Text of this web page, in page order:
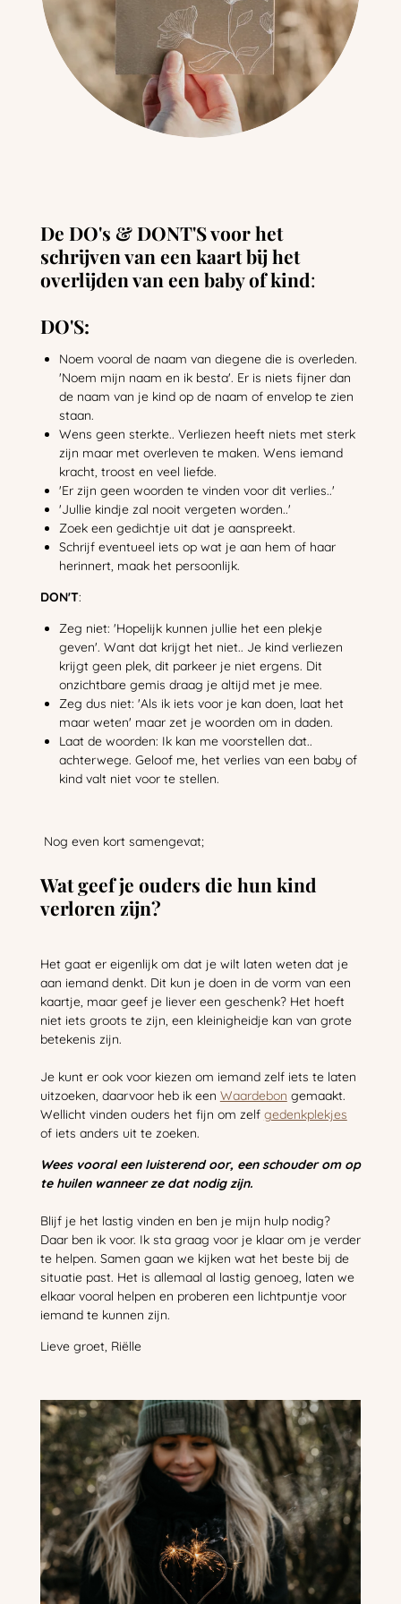
De DO's & DONT'S voor het
schrijven van een kaart bij het
overlijden van een baby of kind:
DO'S:
Noem vooral de naam van diegene die is overleden.
'Noem mijn naam en ik besta'. Er is niets fijner dan
de naam van je kind op de naam of envelop te zien
staan.
Wens geen sterkte.. Verliezen heeft niets met sterk
zijn maar met overleven te maken. Wens iemand
kracht, troost en veel liefde.
'Er zijn geen woorden te vinden voor dit verlies..'
'Jullie kindje zal nooit vergeten worden..'
Zoek een gedichtje uit dat je aanspreekt.
Schrijf eventueel iets op wat je aan hem of haar
herinnert, maak het persoonlijk.
DON'T:
Zeg niet: 'Hopelijk kunnen jullie het een plekje
geven'. Want dat krijgt het niet.. Je kind verliezen
krijgt geen plek, dit parkeer je niet ergens. Dit
onzichtbare gemis draag je altijd met je mee.
Zeg dus niet: 'Als ik iets voor je kan doen, laat het
maar weten' maar zet je woorden om in daden.
Laat de woorden: Ik kan me voorstellen dat..
achterwege. Geloof me, het verlies van een baby of
kind valt niet voor te stellen.
Nog even kort samengevat;
Wat geef je ouders die hun kind
verloren zijn?
Het gaat er eigenlijk om dat je wilt laten weten dat je
aan iemand denkt. Dit kun je doen in de vorm van een
kaartje, maar geef je liever een geschenk? Het hoeft
niet iets groots te zijn, een kleinigheidje kan van grote
betekenis zijn.
Je kunt er ook voor kiezen om iemand zelf iets te laten
uitzoeken, daarvoor heb ik een Waardebon gemaakt.
Wellicht vinden ouders het fijn om zelf gedenkplekjes
of iets anders uit te zoeken.
Wees vooral een luisterend oor, een schouder om op
te huilen wanneer ze dat nodig zijn.
Blijf je het lastig vinden en ben je mijn hulp nodig?
Daar ben ik voor. Ik sta graag voor je klaar om je verder
te helpen. Samen gaan we kijken wat het beste bij de
situatie past. Het is allemaal al lastig genoeg, laten we
elkaar vooral helpen en proberen een lichtpuntje voor
iemand te kunnen zijn.
Lieve groet, Riëlle